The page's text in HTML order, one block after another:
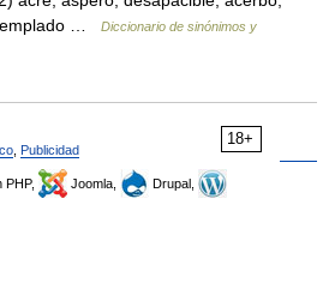
…
Diccionario de sinónimos y
18+
Publicidad
PHP, Joomla,
Drupal,